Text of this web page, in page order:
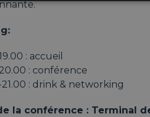
: accueil
: conférence
: drink & networking
la conférence : Terminal